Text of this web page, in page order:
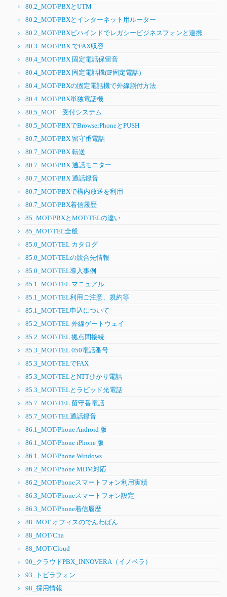
80.2_MOT/PBXとUTM
80.2_MOT/PBXとインターネット用ルーター
80.2_MOT/PBXビハインドでレガシービジネスフォンと連携
80.3_MOT/PBX でFAX収容
80.4_MOT/PBX 固定電話保留音
80.4_MOT/PBX 固定電話機(IP固定電話)
80.4_MOT/PBXの固定電話機で外線割付方法
80.4_MOT/PBX単独電話機
80.5_MOT 受付システム
80.5_MOT/PBXでBrowserPhoneとPUSH
80.7_MOT/PBX 留守番電話
80.7_MOT/PBX 転送
80.7_MOT/PBX 通話モニター
80.7_MOT/PBX 通話録音
80.7_MOT/PBXで構内放送を利用
80.7_MOT/PBX着信履歴
85_MOT/PBXとMOT/TELの違い
85_MOT/TEL全般
85.0_MOT/TEL カタログ
85.0_MOT/TELの競合先情報
85.0_MOT/TEL導入事例
85.1_MOT/TEL マニュアル
85.1_MOT/TEL利用ご注意、規約等
85.1_MOT/TEL申込について
85.2_MOT/TEL 外線ゲートウェイ
85.2_MOT/TEL 拠点間接続
85.3_MOT/TEL 050電話番号
85.3_MOT/TELでFAX
85.3_MOT/TELとNTTひかり電話
85.3_MOT/TELとラピッド光電話
85.7_MOT/TEL 留守番電話
85.7_MOT/TEL通話録音
86.1_MOT/Phone Android 版
86.1_MOT/Phone iPhone 版
86.1_MOT/Phone Windows
86.2_MOT/Phone MDM対応
86.2_MOT/Phoneスマートフォン利用実績
86.3_MOT/Phoneスマートフォン設定
86.3_MOT/Phone着信履歴
88_MOT オフィスのでんわばん
88_MOT/Cha
88_MOT/Cloud
90_クラウドPBX_INNOVERA（イノベラ）
93_トビラフォン
98_採用情報